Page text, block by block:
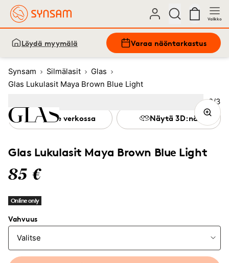
Valikko
Löydä myymälä Varaa näöntarkastus
Synsam Silmälasit
Glas
Glas Lukulasit Maya Brown Blue Light
Glas Lukulasit Maya Brown Blue Light
85 €
Online only
Vahvuus
Kokeile verkossa Näytä 3D:nä
Kuva
2/3
Image 3